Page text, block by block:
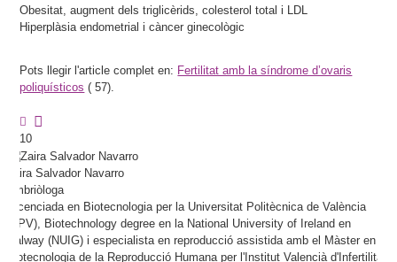
Obesitat, augment dels triglicèrids, colesterol total i LDL
Hiperplàsia endometrial i càncer ginecològic
Pots llegir l'article complet en: Fertilitat amb la síndrome d’ovaris
poliquísticos ( 57).
10
Zaira Salvador Navarro
Embriòloga
Llicenciada en Biotecnologia per la Universitat Politècnica de València
(UPV), Biotechnology degree en la National University of Ireland en
Galway (NUIG) i especialista en reproducció assistida amb el Màster en
Biotecnologia de la Reproducció Humana per l'Institut Valencià d'Infertilitat